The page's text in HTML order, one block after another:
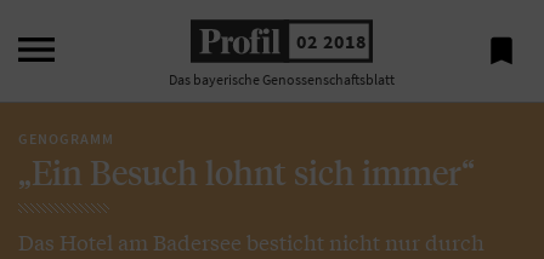
 02 2018
Das bayerische Genossenschaftsblatt

GENOGRAMM
„Ein Besuch lohnt sich immer“
Das Hotel am Badersee besticht nicht nur durch